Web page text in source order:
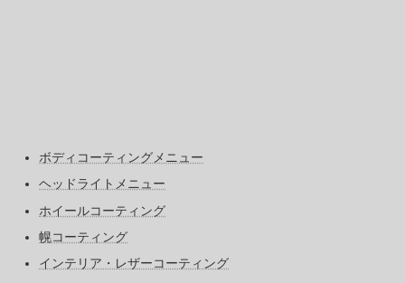
ボディコーティングメニュー
ヘッドライトメニュー
ホイールコーティング
幌コーティング
インテリア・レザーコーティング